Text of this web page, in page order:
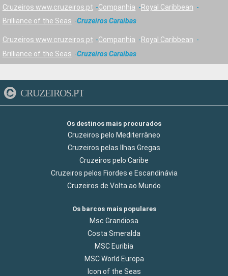
lleno de alegría y mucha emoción. La presentación de
banderas en el deck 5 con la presencia de todas las
con el capitán, es imponente, sobrecogedora y llena de
alegria, gran entusiasmo y genera conexión entre los
pasajeros y la tripulación.
Cruzeiros www.cruzeiros.pt Companhia
Royal Caribbean
Brilliance of the Seas
Cruzeiros Caraíbas
Cruzeiros www.cruzeiros.pt Companhia
Royal Caribbean
Brilliance of the Seas
Cruzeiros Caraíbas
CRUZEIROS.PT
Os destinos mais procurados
Cruzeiros pelo Mediterrâneo
Cruzeiros pelas Ilhas Gregas
Cruzeiros pelo Caribe
Cruzeiros pelos Fiordes e Escandinávia
Cruzeiros de Volta ao Mundo
Os barcos mais populares
Msc Grandiosa
Costa Smeralda
MSC Euribia
MSC World Europa
Icon of the Seas